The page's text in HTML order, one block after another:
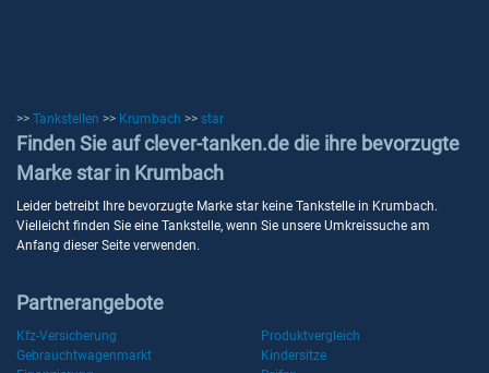
>> Tankstellen >> Krumbach >> star
Finden Sie auf clever-tanken.de die ihre bevorzugte
Marke star in Krumbach
Leider betreibt Ihre bevorzugte Marke star keine Tankstelle in Krumbach.
Vielleicht finden Sie eine Tankstelle, wenn Sie unsere Umkreissuche am
Anfang dieser Seite verwenden.
Partnerangebote
Kfz-Versicherung
Produktvergleich
Gebrauchtwagenmarkt
Kindersitze